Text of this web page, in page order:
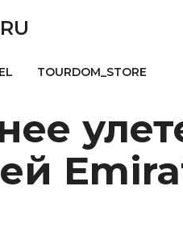
TOURDOM_STORE